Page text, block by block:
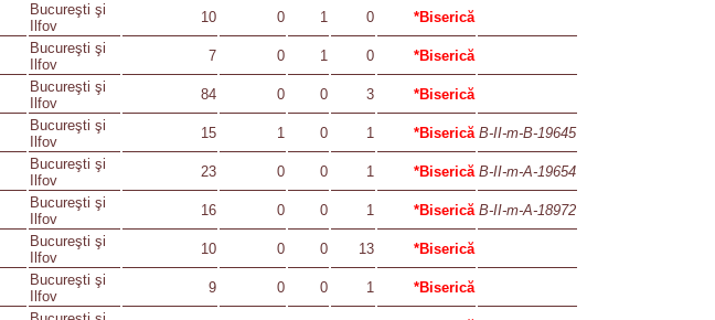
Bucureşti şi
Ilfov
10 0 1 0 *Biserică
Bucureşti şi
Ilfov
7 0 1 0 *Biserică
Bucureşti şi
Ilfov
84 0 0 3 *Biserică
Bucureşti şi
Ilfov
15 1 0 1 *Biserică B-II-m-B-19645
Bucureşti şi
Ilfov
23 0 0 1 *Biserică B-II-m-A-19654
Bucureşti şi
Ilfov
16 0 0 1 *Biserică B-II-m-A-18972
Bucureşti şi
Ilfov
10 0 0 13 *Biserică
Bucureşti şi
Ilfov
9 0 0 1 *Biserică